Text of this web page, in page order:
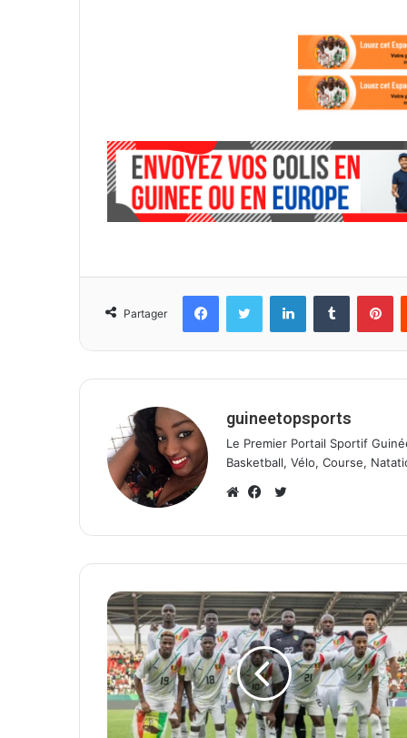
Partager
guineetopsports
Le Premier Portail Sportif
Basketball, Vélo, Course,
e
i
t
e
a
b
o
o
k
i
e
r